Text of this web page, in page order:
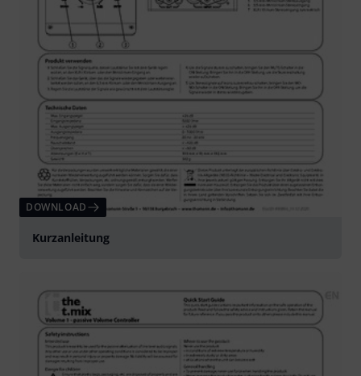
DOWNLOAD
Kurzanleitung